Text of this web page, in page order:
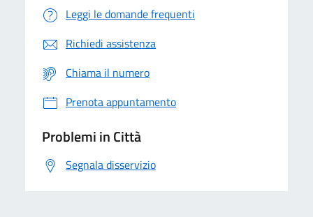
Leggi le domande frequenti
Richiedi assistenza
Chiama il numero
Prenota appuntamento
Problemi in Città
Segnala disservizio